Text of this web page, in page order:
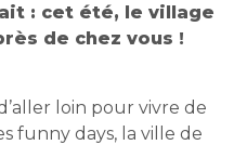
: cet été, le village
de chez vous !
loin pour vivre de
funny days, la ville de